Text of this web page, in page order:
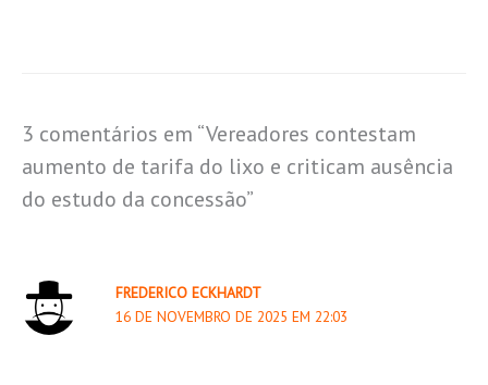
3 comentários em “Vereadores contestam
aumento de tarifa do lixo e criticam ausência
do estudo da concessão”
FREDERICO ECKHARDT
16 DE NOVEMBRO DE 2025 EM 22:03